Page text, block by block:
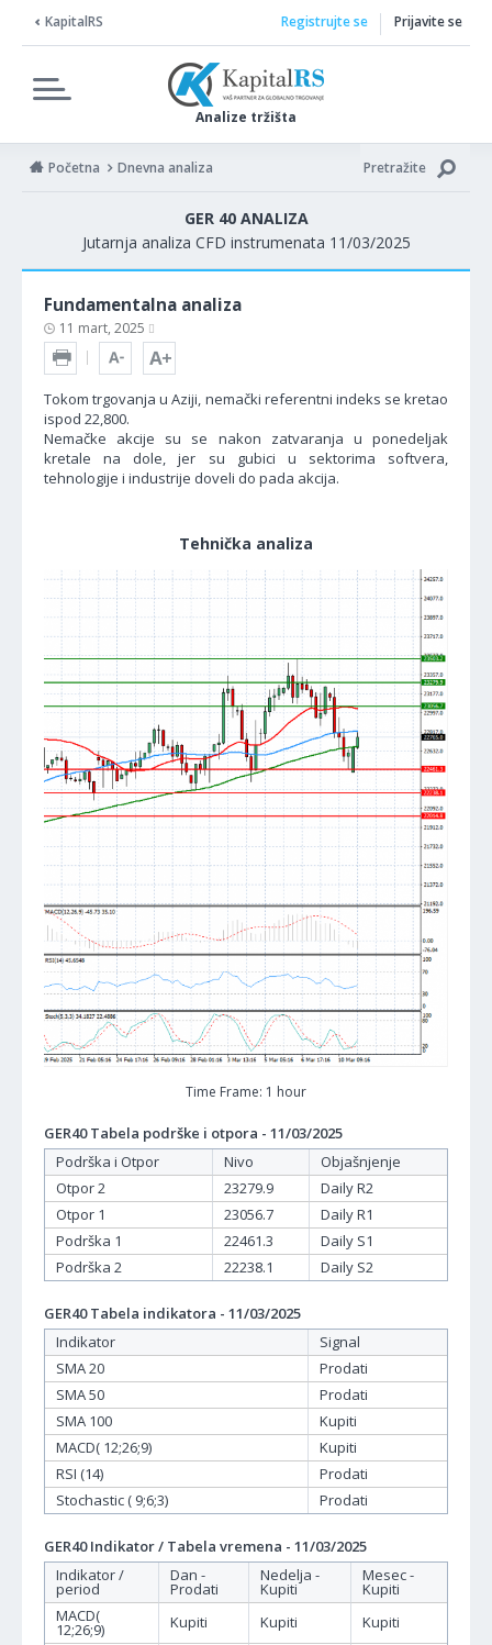
KapitalRS
Analize tržišta
Registrujte se Prijavite se
Početna Dnevna analiza Pretražite
GER 40 ANALIZA
Jutarnja analiza CFD instrumenata 11/03/2025
Fundamentalna analiza
11 mart, 2025
Tokom trgovanja u Aziji, nemački referentni indeks se kretao
ispod 22,800.
Nemačke akcije su se nakon zatvaranja u ponedeljak
kretale na dole, jer su gubici u sektorima softvera,
tehnologije i industrije doveli do pada akcija.
Tehnička analiza
Time Frame: 1 hour
GER40 Tabela podrške i otpora - 11/03/2025
Podrška i Otpor
Nivo
Objašnjenje
Otpor 2
23279.9
Daily R2
Otpor 1
23056.7
Daily R1
Podrška 1
22461.3
Daily S1
Podrška 2
22238.1 Daily S2
GER40 Tabela indikatora - 11/03/2025
Indikator
Signal
SMA 20
Prodati
SMA 50
Prodati
SMA 100
Kupiti
MACD( 12;26;9)
Kupiti
RSI (14)
Prodati
Stochastic ( 9;6;3)
Prodati
GER40 Indikator / Tabela vremena - 11/03/2025
Indikator /
period
Dan -
Prodati
Nedelja -
Kupiti
Mesec -
Kupiti
MACD(
12;26;9) Kupiti Kupiti
Kupiti